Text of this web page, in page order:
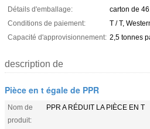
Détails d'emballage:
carton de
Conditions de paiement:
T / T,
Capacité d'approvisionnement: 2,5 tonnes
description de
Pièce en t égale de PPR
Nom de
produit:
PPR A RÉDUIT LA PIÈCE EN T